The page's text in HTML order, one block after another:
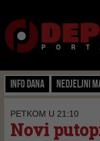
Info dana Nedjeljni
PETKOM U 21:10
Novi